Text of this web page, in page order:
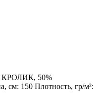
КРОЛИК, 50%
см: 150 Плотность, гр/м²: